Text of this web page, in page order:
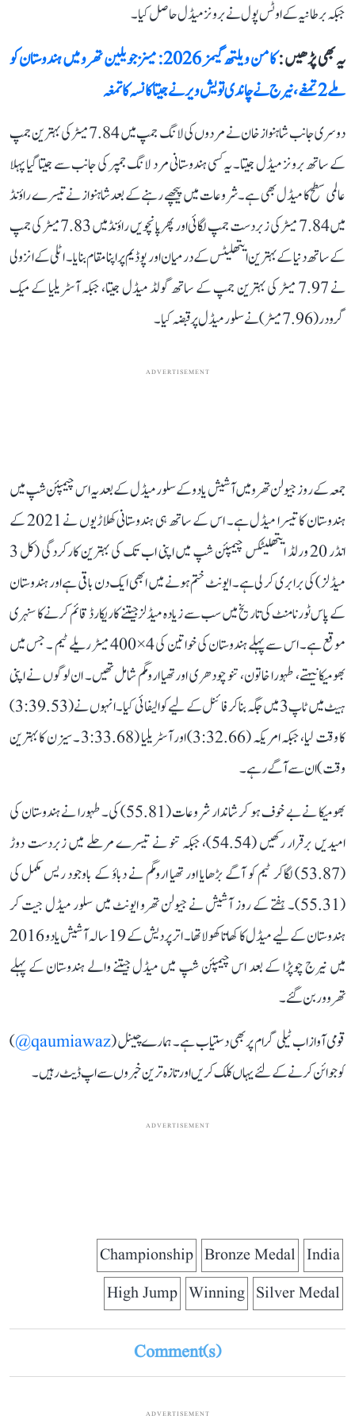
جبکہ برطانیہ کے اوٹس پول نے برونز میڈل حاصل کیا۔
یہ بھی پڑھیں :
کامن ویلتھ گیمز 2026: مینز جویلین تھرو میں ہندوستان کو
ملے 2 تمغے، نیرج نے چاندی تو یش ویر نے جیتا کانسہ کا تمغہ
دوسری جانب شاہنواز خان نے مردوں کی لانگ جمپ میں 7.84 میٹر کی بہترین جمپ
کے ساتھ برونز میڈل جیتا۔ یہ کسی ہندوستانی مرد لانگ جمپر کی جانب سے جیتا گیا پہلا
عالمی سطح کا میڈل بھی ہے۔ شروعات میں پیچھے رہنے کے بعد شاہنواز نے تیسرے راؤنڈ
میں 7.84 میٹر کی زبردست جمپ لگائی اور پھر پانچویں راؤنڈ میں 7.83 میٹر کی جمپ
کے ساتھ دنیا کے بہترین ایتھلیٹس کے درمیان اور پوڈیم پر اپنا مقام بنایا۔ اٹلی کے انزولی
نے 7.97 میٹر کی بہترین جمپ کے ساتھ گولڈ میڈل جیتا، جبکہ آسٹریلیا کے میک
گرودر (7.96 میٹر) نے سلور میڈل پر قبضہ کیا۔
ADVERTISEMENT
جمعہ کے روز جیولن تھرو میں آشیش یادو کے سلور میڈل کے بعد یہ اس چیمپئن شپ میں
ہندوستان کا تیسرا میڈل ہے۔ اس کے ساتھ ہی ہندوستانی کھلاڑیوں نے 2021 کے
انڈر 20 ورلڈ ایتھلیٹکس چیمپئن شپ میں اپنی اب تک کی بہترین کارکردگی (کل 3
میڈلز) کی برابری کر لی ہے۔ ایونٹ ختم ہونے میں ابھی ایک دن باقی ہے اور ہندوستان
کے پاس ٹورنامنٹ کی تاریخ میں سب سے زیادہ میڈلز جیتنے کا ریکارڈ قائم کرنے کا سنہری
موقع ہے۔ اس سے پہلے ہندوستان کی خواتین کی 4×400 میٹر ریلے ٹیم ۔ جس میں
بھومیکا نیہتے، طہورا خاتون، تنو چودھری اور تھیا ارومگم شامل تھیں۔ ان لوگوں نے اپنی
ہیٹ میں ٹاپ 3 میں جگہ بنا کر فائنل کے لیے کوالیفائی کیا۔ انہوں نے (3:39.53)
کا وقت لیا، جبکہ امریکہ (3:32.66) اور آسٹریلیا (3:33.68 ۔ سیزن کا بہترین
وقت) ان سے آگے رہے۔
بھومیکا نے بے خوف ہو کر شاندار شروعات (55.81) کی۔ طہورا نے ہندوستان کی
امیدیں برقرار رکھیں (54.54)، جبکہ تنو نے تیسرے مرحلے میں زبردست دوڑ
(53.87) لگاکر ٹیم کو آگے بڑھایا اور تھیا ارومگم نے دباؤ کے باوجود ریس مکمل کی
(55.31)۔ ہفتے کے روز آشیش نے جیولن تھرو ایونٹ میں سلور میڈل جیت کر
ہندوستان کے لیے میڈل کا کھاتا کھولا تھا۔ اتر پردیش کے 19 سالہ آشیش یادو 2016
میں نیرج چوپڑا کے بعد اس چیمپئن شپ میں میڈل جیتنے والے ہندوستان کے پہلے
تھروور بن گئے۔
قومی آواز اب ٹیلی گرام پر بھی دستیاب ہے۔ ہمارے چینل (qaumiawaz@
)
کو جوائن کرنے کے لئے یہاں کلک کریں اور تازہ ترین خبروں سے اپ ڈیٹ رہیں۔
ADVERTISEMENT
India
Bronze Medal
Championship
Silver Medal
Winning
High Jump
Comment(s)
ADVERTISEMENT